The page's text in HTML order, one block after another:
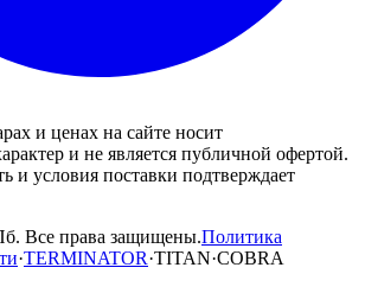
и ценах на сайте носит
и не является публичной офертой.
и условия поставки подтверждает
Все права защищены.Политика
·TERMINATOR·TITAN·COBRA